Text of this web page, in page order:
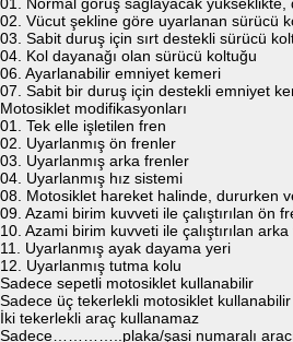
02. Vücut şekline göre uyarlanan sürücü
03. Sabit duruş için sırt destekli sürücü
04. Kol dayanağı olan sürücü koltuğu
06. Ayarlanabilir emniyet kemeri
07. Sabit bir duruş için destekli emniyet
Motosiklet modifikasyonları
01. Tek elle işletilen fren
02. Uyarlanmış ön frenler
03. Uyarlanmış arka frenler
04. Uyarlanmış hız sistemi
08. Motosiklet hareket halinde, dururken
09. Azami birim kuvveti ile çalıştırılan ön
10. Azami birim kuvveti ile çalıştırılan
11. Uyarlanmış ayak dayama yeri
12. Uyarlanmış tutma kolu
Sadece sepetli motosiklet kullanabilir
Sadece üç tekerlekli motosiklet kullanabilir
İki tekerlekli araç kullanamaz
Sadece…………..plaka/şasi numaralı